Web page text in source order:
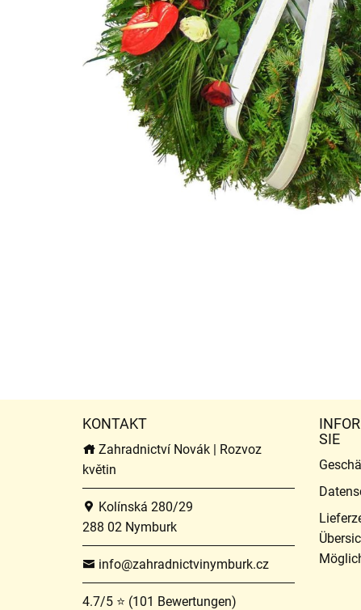
KONTAKT
Zahradnictví Novák | Rozvoz
květin
Kolínská 280/29
288 02 Nymburk
info@zahradnictvinymburk.cz
4.7/5 ⭐ (101 Bewertungen)
SIE